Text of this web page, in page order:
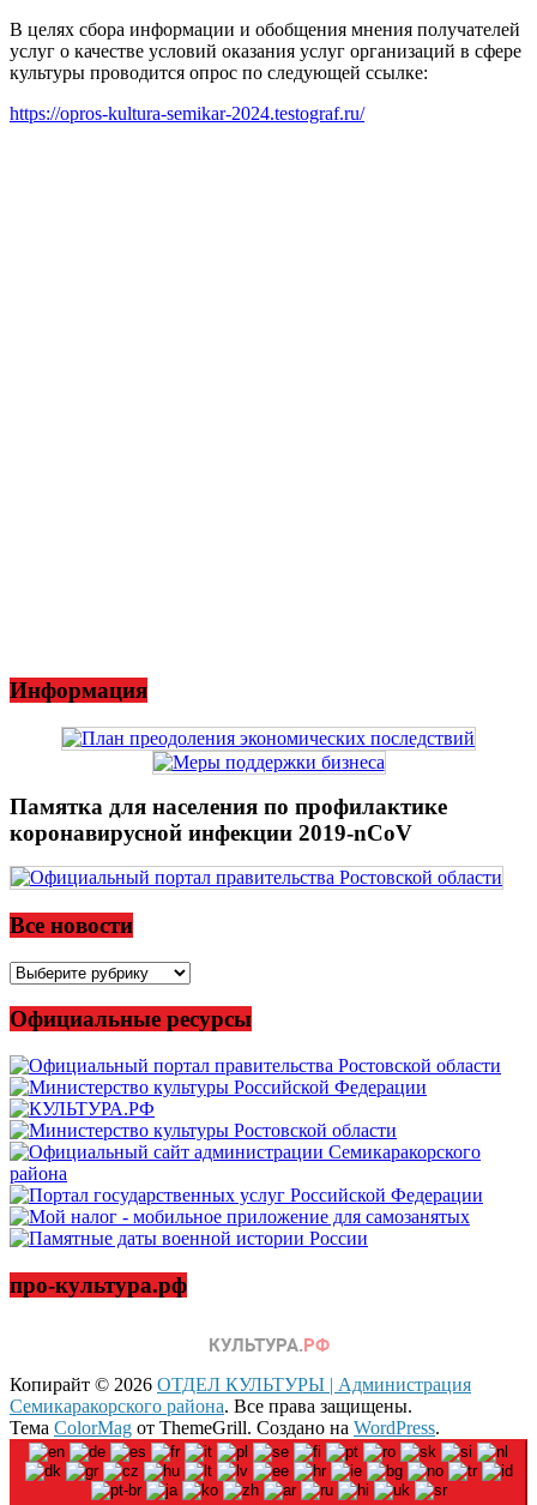
В целях сбора информации и обобщения мнения получателей
услуг о качестве условий оказания услуг организаций в сфере
культуры проводится опрос по следующей ссылке:
https://opros-kultura-semikar-2024.testograf.ru/
Информация
Памятка для населения по профилактике
коронавирусной инфекции 2019-nCoV
Все новости
Все
Официальные ресурсы
про-культура.рф
Копирайт © 2026 ОТДЕЛ КУЛЬТУРЫ | Администрация
Семикаракорского района. Все права защищены.
Тема ColorMag от ThemeGrill. Создано на WordPress.